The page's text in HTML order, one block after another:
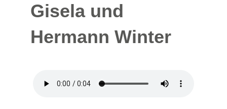
Gisela und
Hermann Winter